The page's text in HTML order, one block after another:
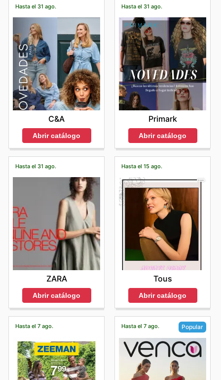
Hasta el 31 ago.
C&A
Abrir catálogo
Hasta el 31 ago.
Primark
Abrir catálogo
Hasta el 31 ago.
ZARA
Abrir catálogo
Hasta el 15 ago.
Tous
Abrir catálogo
Hasta el 7 ago. Hasta el 7 ago. Popular